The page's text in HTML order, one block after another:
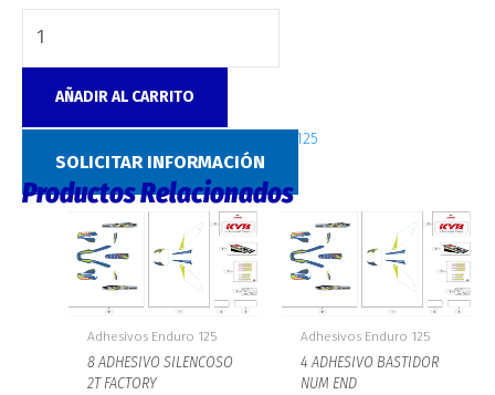
AÑADIR AL CARRITO
Adhesivos Enduro 125
SOLICITAR INFORMACIÓN
Productos Relacionados
Adhesivos Enduro 125
8 ADHESIVO SILENCOSO
2T FACTORY
Adhesivos Enduro 125
4 ADHESIVO BASTIDOR
NUM END